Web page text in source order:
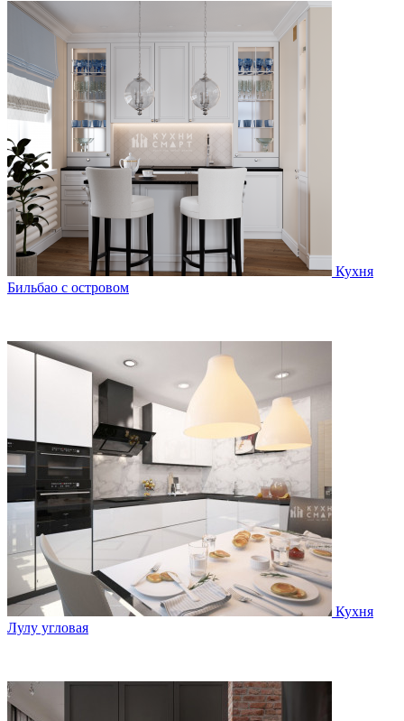
Кухня
Бильбао c островом
Кухня
Лулу угловая